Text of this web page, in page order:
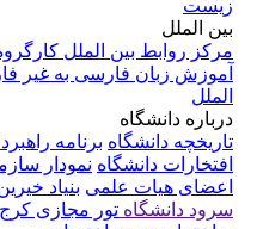
زیست
بین الملل
مرکز روابط بین الملل
آموزش زبان فارسی به غیر
الملل
درباره دانشگاه
تاریخچه دانشگاه برنامه
افتخارات دانشگاه نمودار
اعضای هیات علمی بنیاد
سرود دانشگاه تور مجازی کرج 1